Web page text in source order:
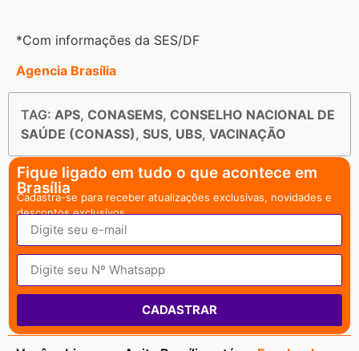
*Com informações da SES/DF
Agencia Brasília
TAG: APS, CONASEMS, CONSELHO NACIONAL DE
SAÚDE (CONASS), SUS, UBS, VACINAÇÃO
Fique ligado em tudo o que acontece em
Brasília
Cadastra-se para receber atualizações exclusivas, novidades e
descontos exclusivos.
CADASTRAR